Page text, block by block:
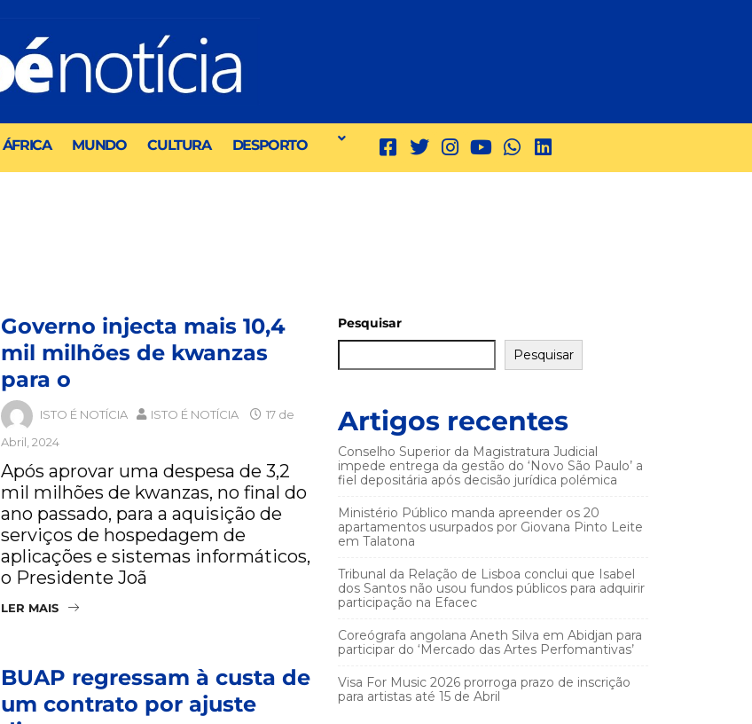
ÁFRICA MUNDO CULTURA DESPORTO
Governo injecta mais 10,4
mil milhões de kwanzas
para o
ISTO É NOTÍCIA ISTO É NOTÍCIA
17 de
Abril, 2024
Após aprovar uma despesa de 3,2
mil milhões de kwanzas, no final do
ano passado, para a aquisição de
serviços de hospedagem de
aplicações e sistemas informáticos,
o Presidente Joã
LER MAIS
BUAP regressam à custa de
um contrato por ajuste
Pesquisar
Pesquisar
Artigos recentes
Conselho Superior da Magistratura Judicial
impede entrega da gestão do ‘Novo São Paulo’ a
fiel depositária após decisão jurídica polémica
Ministério Público manda apreender os 20
apartamentos usurpados por Giovana Pinto Leite
em Talatona
Tribunal da Relação de Lisboa conclui que Isabel
dos Santos não usou fundos públicos para adquirir
participação na Efacec
Coreógrafa angolana Aneth Silva em Abidjan para
participar do ‘Mercado das Artes Perfomantivas’
Visa For Music 2026 prorroga prazo de inscrição
para artistas até 15 de Abril